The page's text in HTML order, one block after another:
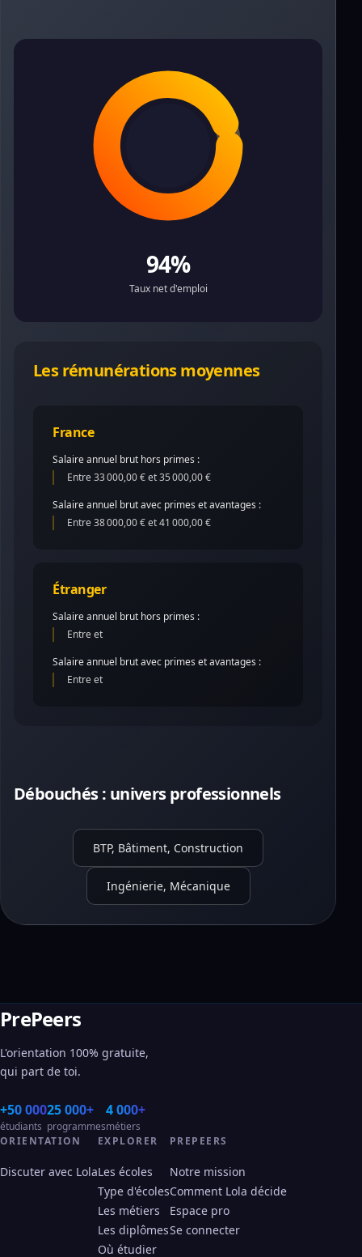
94%
Taux net d'emploi
Les rémunérations moyennes
France
Salaire annuel brut hors primes :
Entre 33 000,00 € et 35 000,00 €
Salaire annuel brut avec primes et avantages :
Entre 38 000,00 € et 41 000,00 €
Étranger
Salaire annuel brut hors primes :
Entre et
Salaire annuel brut avec primes et avantages :
Entre et
Débouchés : univers professionnels
BTP, Bâtiment, Construction
Ingénierie, Mécanique
PrePeers
L'orientation 100% gratuite,
qui part de toi.
+50 000
étudiants
25 000+
programmes
4 000+
métiers
ORIENTATION
Discuter avec Lola
EXPLORER
Les écoles
Type d'écoles
Les métiers
Les diplômes
Où étudier
PREPEERS
Notre mission
Comment Lola décide
Espace pro
Se connecter